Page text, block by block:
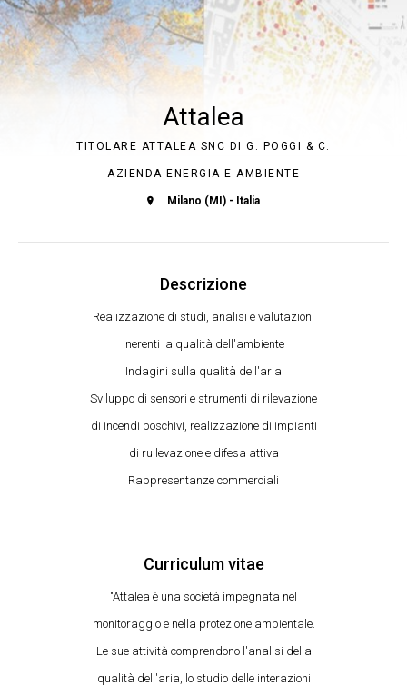
Attalea
TITOLARE ATTALEA SNC DI G. POGGI & C.
AZIENDA ENERGIA E AMBIENTE
Milano (MI) - Italia
Descrizione
Realizzazione di studi, analisi e valutazioni
inerenti la qualità dell'ambiente
Indagini sulla qualità dell'aria
Sviluppo di sensori e strumenti di rilevazione
di incendi boschivi, realizzazione di impianti
di ruilevazione e difesa attiva
Rappresentanze commerciali
Curriculum vitae
"Attalea è una società impegnata nel
monitoraggio e nella protezione ambientale.
Le sue attività comprendono l'analisi della
qualità dell'aria, lo studio delle interazioni